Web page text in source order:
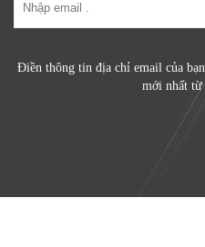
Điền thông tin địa chỉ email của
mới nhất